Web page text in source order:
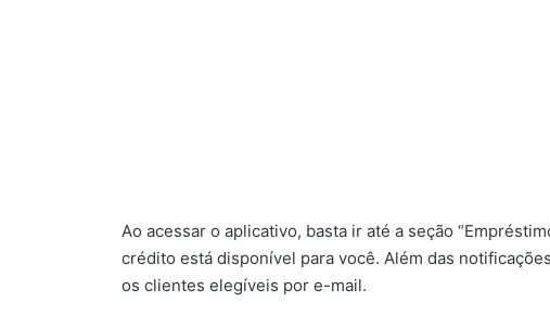
Ao acessar o aplicativo, basta ir até a seção
crédito está disponível para você. Além das
os clientes elegíveis por e-mail.